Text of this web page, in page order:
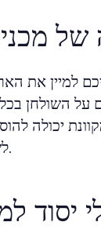
של
את
על השולחן
יכולה
לשחק עם כמה יריבים שונים בו זמנית.
יסוד